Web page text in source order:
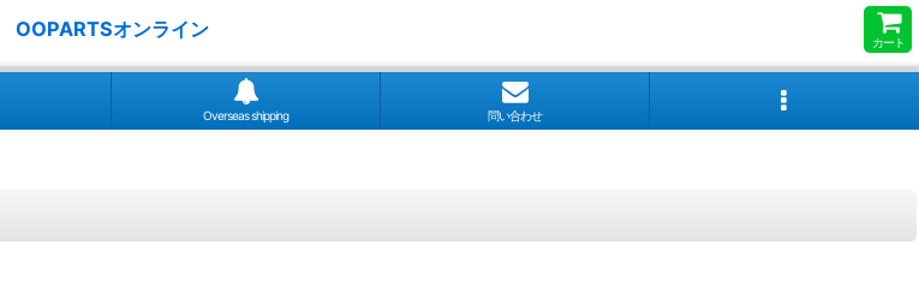
OOPARTSオンライン
カート
Overseas shipping 問い合わせ